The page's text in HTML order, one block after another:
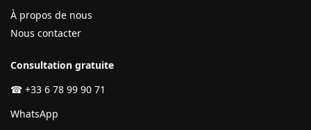
À propos de nous
Nous contacter
Consultation gratuite
☎ +33 6 78 99 90 71
WhatsApp